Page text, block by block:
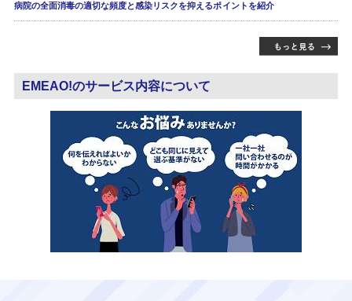
病院の全面消毒の適切な頻度と感染リスクを抑えるポイントを紹介
EMEAO!のサービス内容について